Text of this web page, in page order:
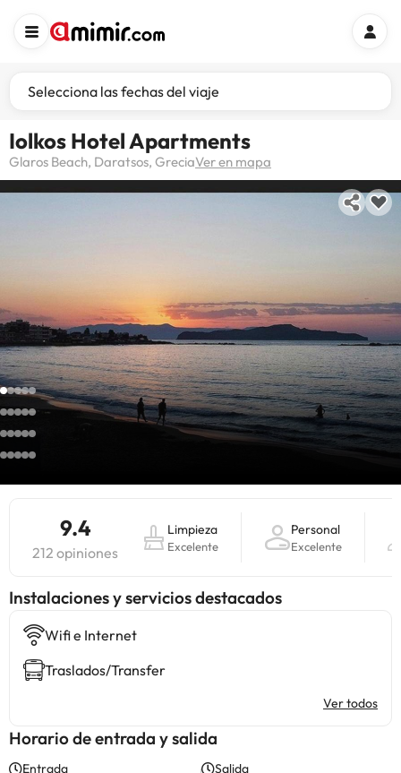
Selecciona las fechas del viaje
Iolkos Hotel Apartments
Glaros Beach, Daratsos, GreciaVer en mapa
9.4
212 opiniones
Limpieza
Excelente
Personal
Excelente
Instalaciones y servicios destacados
Wifi e Internet
Traslados/Transfer
Ver todos
Horario de entrada y salida
Entrada Salida